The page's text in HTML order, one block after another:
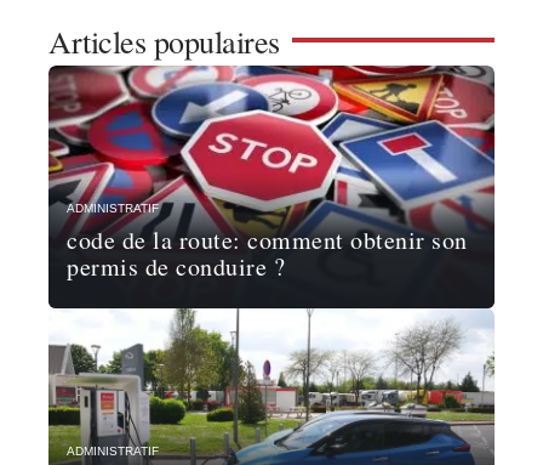
Articles populaires
ADMINISTRATIF
code de la route: comment obtenir son
permis de conduire ?
ADMINISTRATIF